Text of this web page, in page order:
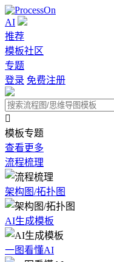
AI
推荐
模板社区
专题
登录 免费注册

模板专题
查看更多
流程梳理
架构图/拓扑图
AI生成模板
一图看懂AI